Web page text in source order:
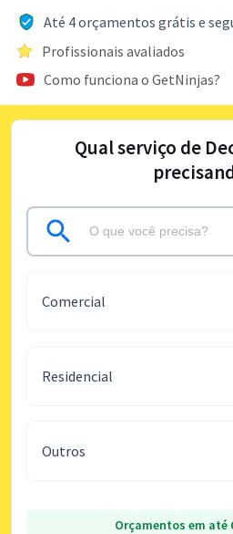
Até 4 orçamentos grátis e
Profissionais avaliados
Como funciona o GetNinjas?
Qual serviço de
Comercial
Residencial
Outros
Orçamentos em até